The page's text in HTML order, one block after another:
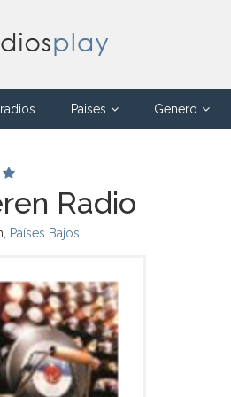
Paises Genero
Radio
Países Bajos